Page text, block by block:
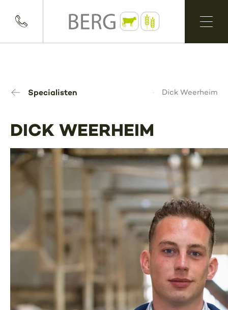
Specialisten Dick Weerheim
DICK WEERHEIM